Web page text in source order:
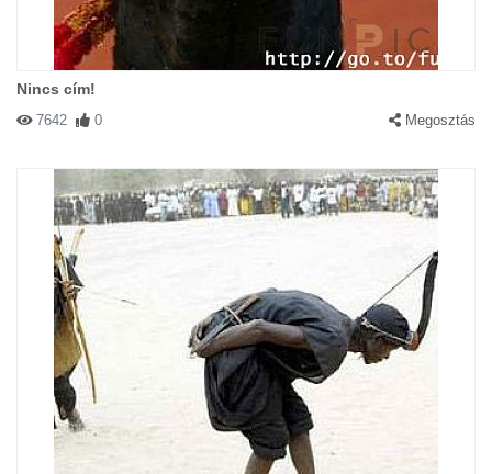
Nincs cím!
7642 0 Megosztás